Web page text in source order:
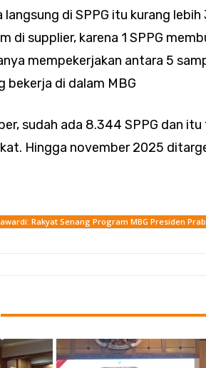
di SPPG itu kurang
di supplier, karena 1 SPPG
mempekerjakan antara 5
bekerja di dalam MBG
sudah ada 8.344 SPPG dan
Hingga november 2025
Rakyat Senang Program MBG Presiden